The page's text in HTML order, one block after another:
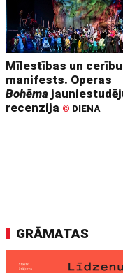
Mīlestības un cerību
manifests. Operas
Bohēma
recenzija © DIENA
GRĀMATAS